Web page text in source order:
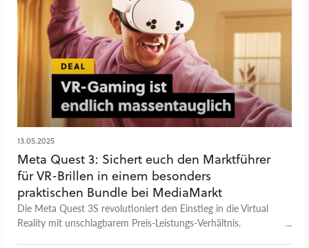
13.05.2025
Meta Quest 3: Sichert euch den Marktführer
für VR-Brillen in einem besonders
praktischen Bundle bei MediaMarkt
Die Meta Quest 3S revolutioniert den Einstieg in die Virtual
Reality mit unschlagbarem Preis-Leistungs-Verhältnis.